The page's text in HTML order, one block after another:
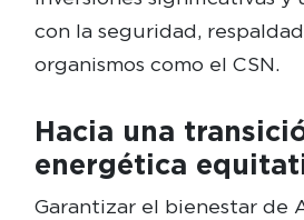
con la seguridad,
organismos como el CSN.
Hacia una
energética
Garantizar el bienestar de